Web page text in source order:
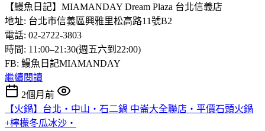
【鰻魚日記】MIAMANDAY Dream Plaza 台北信義店
地址: 台北市信義區興雅里松高路11號B2
電話: 02-2722-3803
時間: 11:00–21:30(週五六到22:00)
FB: 鰻魚日記MIAMANDAY
繼續閱讀
2個月前
【火鍋】台北‧中山‧石二鍋 中崙大全聯店‧平價石頭火鍋
+檸檬冬瓜冰沙‧